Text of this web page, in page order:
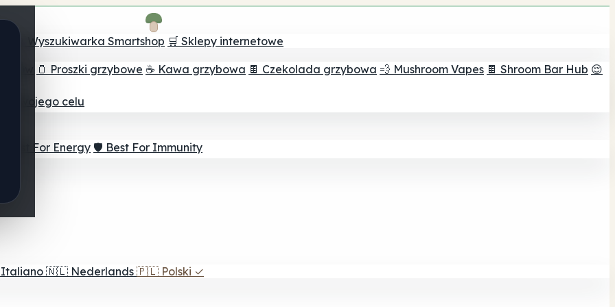
🔮 Wyszukiwarka Smartshop 🛒 Sklepy internetowe
🫙 Proszki grzybowe ☕ Kawa grzybowa 🍫 Czekolada grzybowa 💨 Mushroom Vapes 🍫 Shroom Bar Hub 😌
twojego celu
⚡ Best For Energy 🛡️ Best For Immunity
Italiano 🇳🇱 Nederlands 🇵🇱 Polski ✓